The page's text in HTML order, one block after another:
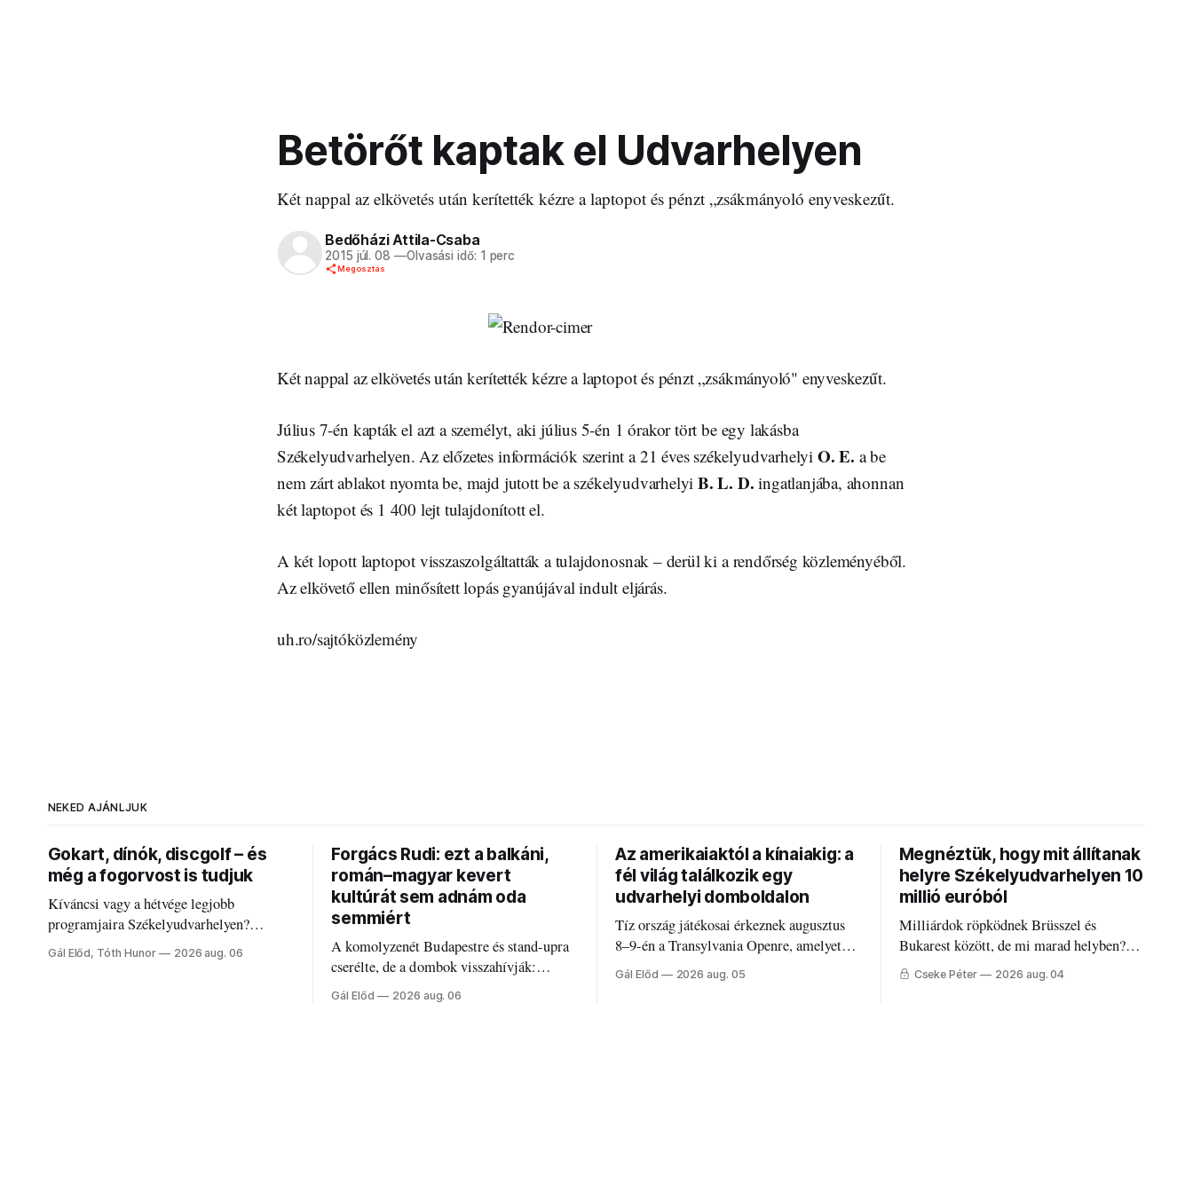
Betörőt kaptak el Udvarhelyen
Két nappal az elkövetés után kerítették kézre a laptopot és pénzt „zsákmányoló enyveskezűt.
Bedőházi Attila-Csaba
2015 júl. 08 —Olvasási idő: 1 perc
Megosztás
Két nappal az elkövetés után kerítették kézre a laptopot és pénzt „zsákmányoló" enyveskezűt.
Július 7-én kapták el azt a személyt, aki július 5-én 1 órakor tört be egy lakásba
Székelyudvarhelyen. Az előzetes információk szerint a 21 éves székelyudvarhelyi O. E. a be
nem zárt ablakot nyomta be, majd jutott be a székelyudvarhelyiB. L. D. ingatlanjába, ahonnan
két laptopot és 1 400 lejt tulajdonított el.
A két lopott laptopot visszaszolgáltatták a tulajdonosnak – derül ki a rendőrség közleményéből.
Az elkövető ellen minősített lopás gyanújával indult eljárás.
uh.ro/sajtóközlemény
NEKED AJÁNLJUK
Gokart, dínók, discgolf – és
még a fogorvost is tudjuk
Kíváncsi vagy a hétvége legjobb
programjaira Székelyudvarhelyen?
Nálunk megtalálod őket – sőt, ha baj van a
fogaddal, a fogorvosi ügyeletet is!
Gál Előd, Tóth Hunor 2026 aug. 06
Forgács Rudi: ezt a balkáni,
román–magyar kevert
kultúrát sem adnám oda
semmiért
A komolyzenét Budapestre és stand-upra
cserélte, de a dombok visszahívják:
Forgács Rudi humorról, származásról és
Gál Előd 2026 aug. 06
Az amerikaiaktól a kínaiakig: a
fél világ találkozik egy
udvarhelyi domboldalon
Tíz ország játékosai érkeznek augusztus
8–9-én a Transylvania Openre, amelyet
Románia legrégebben működő állandó
discgolfpályáján rendeznek meg.
Gál Előd 2026 aug. 05
Megnéztük, hogy mit állítanak
helyre Székelyudvarhelyen 10
millió euróból
Milliárdok röpködnek Brüsszel és
Bukarest között, de mi marad helyben?
Mire költik a PNRR-pénzeket
Cseke Péter 2026 aug. 04